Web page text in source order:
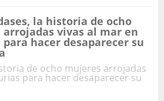
la historia de ocho
vivas al mar en
hacer desaparecer su
de ocho mujeres arrojadas
para hacer desaparecer su